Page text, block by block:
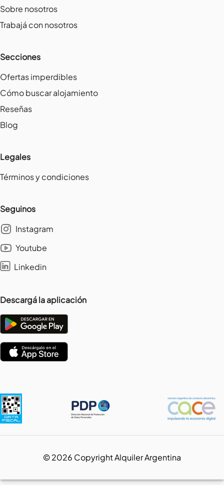
Sobre nosotros
Trabajá con nosotros
Secciones
Ofertas imperdibles
Cómo buscar alojamiento
Reseñas
Blog
Legales
Términos y condiciones
Seguinos
Instagram
Youtube
Linkedin
Descargá la aplicación
©2026 Copyright Alquiler Argentina